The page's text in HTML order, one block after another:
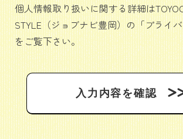
個人情報取り扱いに関する詳細は
STYLE（ジョブナビ豊岡）の「プライ
をご覧下さい。